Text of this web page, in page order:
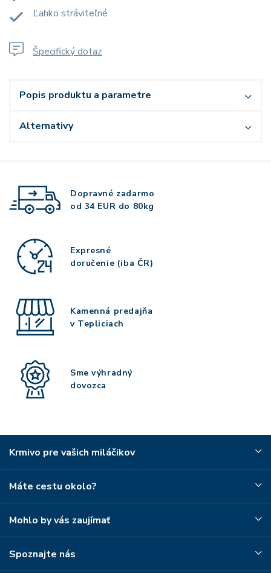
Ľahko stráviteľné
Špecifický dotaz
Popis produktu a parametre
Alternativy
Dopravné zadarmo
od 34 EUR do 80kg
Expresné
doručenie (iba ČR)
Kamenná predajňa
v Tepliciach
Sme výhradný
dovozca
Krmivo pre vašich miláčikov
Máte cestu okolo?
Mohlo by vás zaujímať
Spoznajte nás